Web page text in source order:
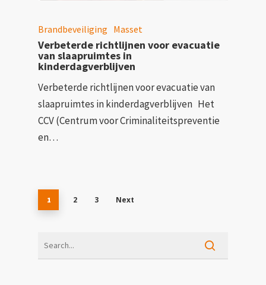
Brandbeveiliging Masset
Verbeterde richtlijnen voor evacuatie
van slaapruimtes in
kinderdagverblijven
Verbeterde richtlijnen voor evacuatie van
slaapruimtes in kinderdagverblijven Het
CCV (Centrum voor Criminaliteitspreventie
en…
1 2 3 Next